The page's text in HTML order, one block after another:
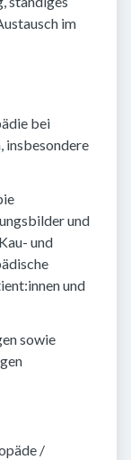
im
bei
insbesondere
und
und
und
sowie
/